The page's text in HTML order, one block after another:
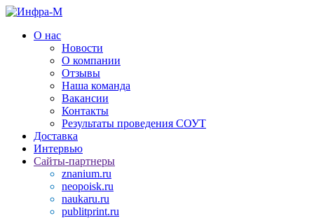
О нас
Новости
О компании
Отзывы
Наша команда
Вакансии
Контакты
Результаты проведения СОУТ
Доставка
Интервью
Сайты-партнеры
znanium.ru
neopoisk.ru
naukaru.ru
publitprint.ru